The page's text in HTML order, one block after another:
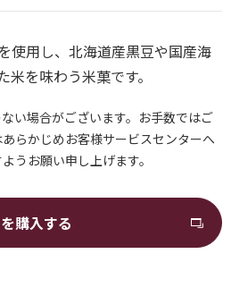
使用し、北海道産黒豆や国産海
を味わう米菓です。
い場合がございます。お手数ではご
らかじめお客様サービスセンターへ
うお願い申し上げます。
購入する